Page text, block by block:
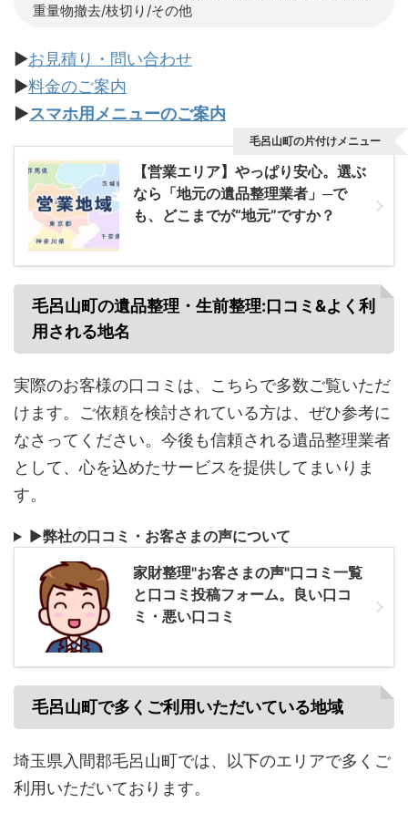
重量物撤去/枝切り/その他
▶お見積り・問い合わせ
▶料金のご案内
▶スマホ用メニューのご案内
【営業エリア】やっぱり安心。選ぶ
なら「地元の遺品整理業者」─で
も、どこまでが“地元”ですか？
毛呂山町の片付けメニュー
毛呂山町の遺品整理・生前整理:口コミ&よく利
用される地名
実際のお客様の口コミは、こちらで多数ご覧いただ
けます。ご依頼を検討されている方は、ぜひ参考に
なさってください。今後も信頼される遺品整理業者
として、心を込めたサービスを提供してまいりま
す。
▶弊社の口コミ・お客さまの声について
家財整理"お客さまの声"口コミ一覧
と口コミ投稿フォーム。良い口コ
ミ・悪い口コミ
毛呂山町で多くご利用いただいている地域
埼玉県入間郡毛呂山町では、以下のエリアで多くご
利用いただいております。